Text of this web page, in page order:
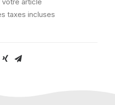
taxes incluses